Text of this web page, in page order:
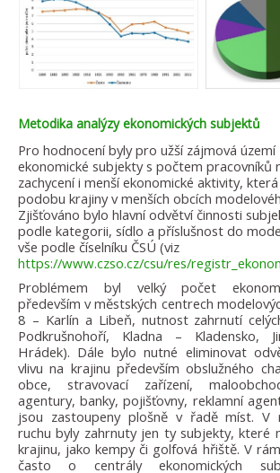
Metodika analýzy ekonomických subjektů
Pro hodnocení byly pro užší zájmová území
ekonomické subjekty s počtem pracovníků
zachycení i menší ekonomické aktivity,
podobu krajiny v menších obcích
Zjišťováno bylo hlavní odvětví činnosti
podle kategorii, sídlo a příslušnost do
vše podle číselníku ČSÚ (viz
https://www.czso.cz/csu/res/
Problémem byl velký počet
především v městských centrech
8 – Karlín a Libeň, nutnost zahrnutí
Podkrušnohoří, Kladna – Kladensko,
Hrádek). Dále bylo nutné eliminovat
vlivu na krajinu především obslužného
obce, stravovací zařízení,
agentury, banky, pojišťovny, reklamní
jsou zastoupeny plošně v řadě míst. V
ruchu byly zahrnuty jen ty subjekty, které
krajinu, jako kempy či golfová hřiště. V
často o centrály ekonomických